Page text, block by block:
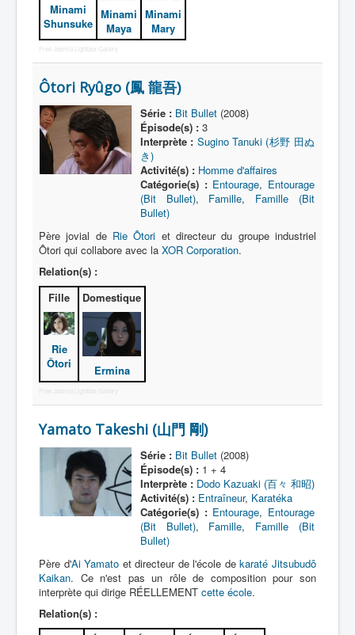
Tous
Employeurs
Familles
Minami
Shunsuke
Minami
Maya
Minami
Mary
Free Joomla Lightbox Gallery
Ôtori Ryûgo (鳳 龍吾)
Série : Bit Bullet(2008)
Épisode(s) :3
Interprète : Sugino Tanuki (杉野 田ぬ
き)
Activité(s) : Homme d'affaires
Catégorie(s) : Entourage, Entourage
(Bit Bullet), Famille, Famille (Bit
Bullet)
Père jovial de Rie Ôtori et directeur du groupe industriel
Ôtori qui collabore avec la XOR Corporation.
Relation(s) :
Fille
Rie
Ôtori
Domestique
Ermina
Yamato Takeshi (山門 剛)
Série : Bit Bullet(2008)
Épisode(s) :1 + 4
Interprète : Dodo Kazuaki (百々 和昭)
Activité(s) : Entraîneur, Karatéka
Catégorie(s) : Entourage, Entourage
(Bit Bullet), Famille, Famille (Bit
Bullet)
Père d'Ai Yamato et directeur de l'école dekaraté Jitsubudô
Kaikan. Ce n'est pas un rôle de composition pour son
interprète qui dirige RÉELLEMENT cette école.
Relation(s) :